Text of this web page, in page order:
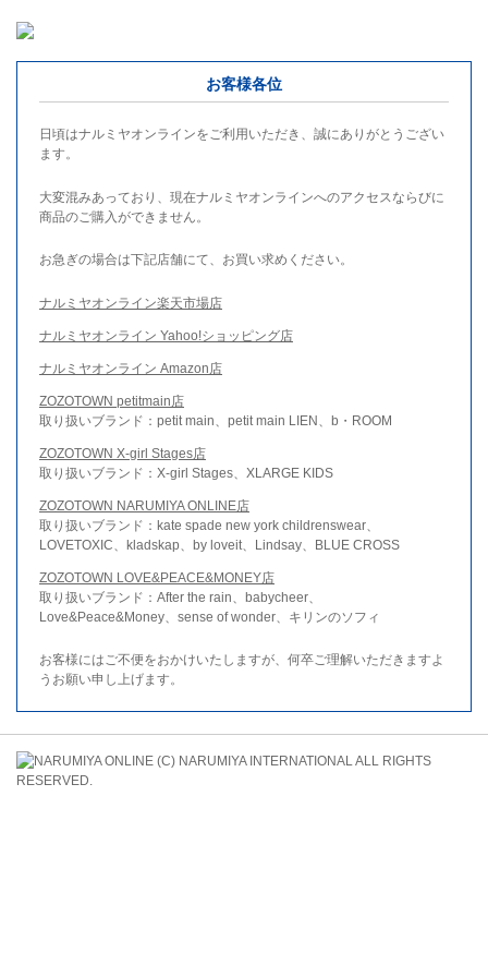
お客様各位
日頃はナルミヤオンラインをご利用いただき、誠にありがとうござい
ます。
大変混みあっており、現在ナルミヤオンラインへのアクセスならびに
商品のご購入ができません。
お急ぎの場合は下記店舗にて、お買い求めください。
ナルミヤオンライン楽天市場店
ナルミヤオンライン Yahoo!ショッピング店
ナルミヤオンライン Amazon店
ZOZOTOWN petitmain店
取り扱いブランド：petit main、petit main LIEN、b・ROOM
ZOZOTOWN X-girl Stages店
取り扱いブランド：X-girl Stages、XLARGE KIDS
ZOZOTOWN NARUMIYA ONLINE店
取り扱いブランド：kate spade new york childrenswear、
LOVETOXIC、kladskap、by loveit、Lindsay、BLUE CROSS
ZOZOTOWN LOVE&PEACE&MONEY店
取り扱いブランド：After the rain、babycheer、
Love&Peace&Money、sense of wonder、キリンのソフィ
お客様にはご不便をおかけいたしますが、何卒ご理解いただきますよ
うお願い申し上げます。